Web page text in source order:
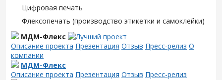
Цифровая печать
Флексопечать (производство этикетки и самоклейки)
МДМ-Флекс
Описание проекта Презентация Отзыв Пресс-релиз О
компании
МДМ-Флекс
Описание проекта Презентация Отзыв Пресс-релиз